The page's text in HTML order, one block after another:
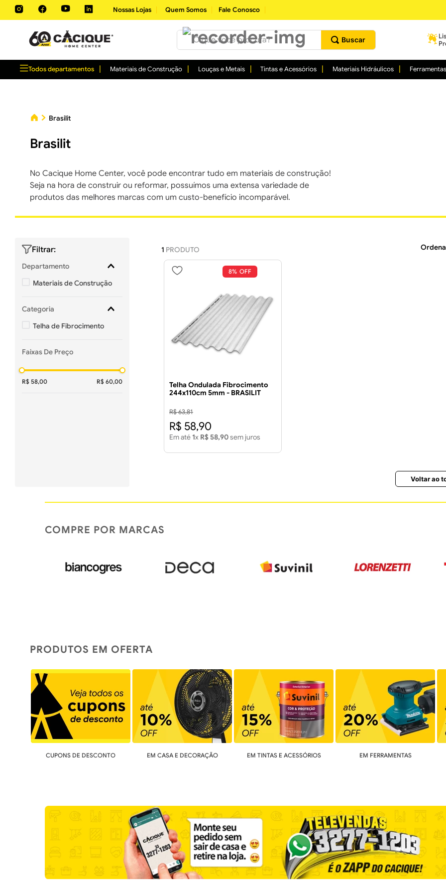
Nossas Lojas Quem Somos Fale Conosco
O que você procura?
Todos departamentos Materiais de Construção Louças e Metais Tintas e Acessórios Materiais Hidráulicos Ferramentas
Brasilit
Brasilit
No Cacique Home Center, você pode encontrar tudo em materiais de construção!
Seja na hora de construir ou reformar, possuímos uma extensa variedade de
produtos das melhores marcas com um custo-benefício incomparável.
Departamento
Materiais de Construção
Categoria
Telha de Fibrocimento
Faixas De Preço
R$ 58,00 R$ 60,00
1 PRODUTO
8%
Telha Ondulada Fibrocimento
244x110cm 5mm - BRASILIT
R$63,81
R$ 58,90
Em até 1x R$ 58,90sem juros
Voltar ao
COMPRE POR MARCAS
PRODUTOS EM OFERTA
CUPONS DE DESCONTO EM CASA E DECORAÇÃO EM TINTAS E ACESSÓRIOS EM FERRAMENTAS